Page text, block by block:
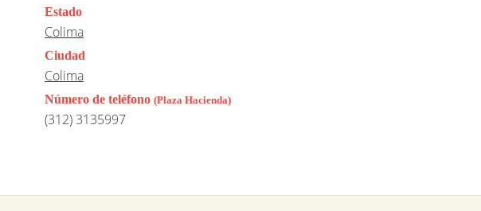
Estado
Colima
Ciudad
Colima
Número de teléfono (Plaza Hacienda)
(312) 3135997